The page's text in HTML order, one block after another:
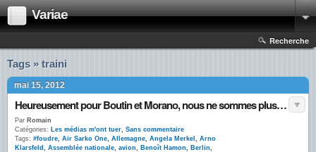
Variae
Recherche
Tags » traini
mai 15, 2012
Heureusement pour Boutin et Morano, nous ne sommes plus en Sarkozie
Par Romain
Catégories: Les médias m'ont tuer, Sans commentaire
Tags: #foudre, Air Sarko One, Allemagne, Angela Merkel , Arno
Klarsfeld , Assemblée nationale, avion, Benoît Hamon, Berlin,